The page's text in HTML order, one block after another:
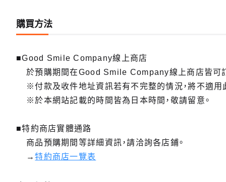
購買方法
■Good Smile Company線上商店
於預購期間在Good Smile Company線上商店皆可訂
※付款及收件地址資訊若有不完整的情況，將不適用
※於本網站記載的時間皆為日本時間，敬請留意。
■特約商店實體通路
商品預購期間等詳細資訊，請洽詢各店鋪。
→特約商店一覽表